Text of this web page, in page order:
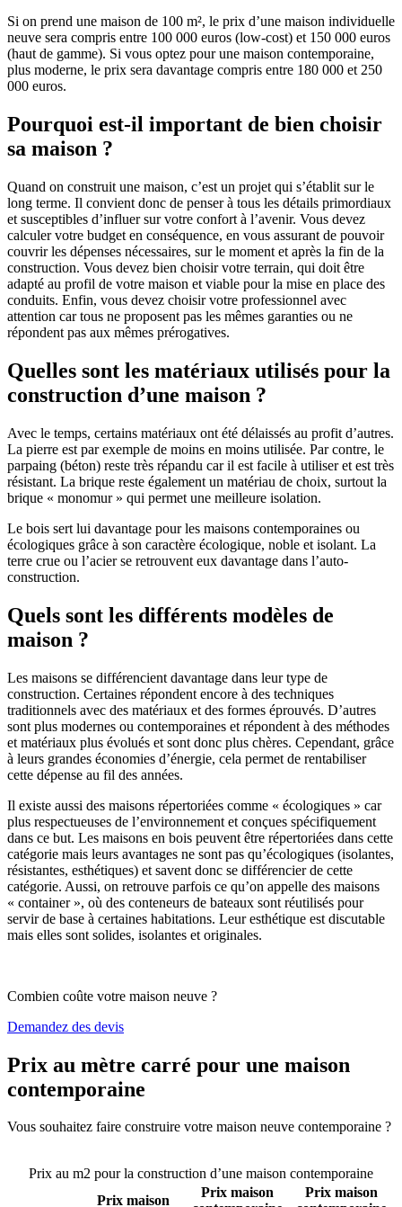
Si on prend une maison de 100 m², le prix d’une maison individuelle
neuve sera compris entre 100 000 euros (low-cost) et 150 000 euros
(haut de gamme). Si vous optez pour une maison contemporaine,
plus moderne, le prix sera davantage compris entre 180 000 et 250
000 euros.
Pourquoi est-il important de bien choisir
sa maison ?
Quand on construit une maison, c’est un projet qui s’établit sur le
long terme. Il convient donc de penser à tous les détails primordiaux
et susceptibles d’influer sur votre confort à l’avenir. Vous devez
calculer votre budget en conséquence, en vous assurant de pouvoir
couvrir les dépenses nécessaires, sur le moment et après la fin de la
construction. Vous devez bien choisir votre terrain, qui doit être
adapté au profil de votre maison et viable pour la mise en place des
conduits. Enfin, vous devez choisir votre professionnel avec
attention car tous ne proposent pas les mêmes garanties ou ne
répondent pas aux mêmes prérogatives.
Quelles sont les matériaux utilisés pour la
construction d’une maison ?
Avec le temps, certains matériaux ont été délaissés au profit d’autres.
La pierre est par exemple de moins en moins utilisée. Par contre, le
parpaing (béton) reste très répandu car il est facile à utiliser et est très
résistant. La brique reste également un matériau de choix, surtout la
brique « monomur » qui permet une meilleure isolation.
Le bois sert lui davantage pour les maisons contemporaines ou
écologiques grâce à son caractère écologique, noble et isolant. La
terre crue ou l’acier se retrouvent eux davantage dans l’auto-
construction.
Quels sont les différents modèles de
maison ?
Les maisons se différencient davantage dans leur type de
construction. Certaines répondent encore à des techniques
traditionnels avec des matériaux et des formes éprouvés. D’autres
sont plus modernes ou contemporaines et répondent à des méthodes
et matériaux plus évolués et sont donc plus chères. Cependant, grâce
à leurs grandes économies d’énergie, cela permet de rentabiliser
cette dépense au fil des années.
Il existe aussi des maisons répertoriées comme « écologiques » car
plus respectueuses de l’environnement et conçues spécifiquement
dans ce but. Les maisons en bois peuvent être répertoriées dans cette
catégorie mais leurs avantages ne sont pas qu’écologiques (isolantes,
résistantes, esthétiques) et savent donc se différencier de cette
catégorie. Aussi, on retrouve parfois ce qu’on appelle des maisons
« container », où des conteneurs de bateaux sont réutilisés pour
servir de base à certaines habitations. Leur esthétique est discutable
mais elles sont solides, isolantes et originales.
Combien coûte votre maison neuve ?
Demandez des devis
Prix au mètre carré pour une maison
contemporaine
Vous souhaitez faire construire votre maison neuve contemporaine ?
Prix au m2 pour la construction d’une maison contemporaine
Prix maison
Prix maison
Prix maison